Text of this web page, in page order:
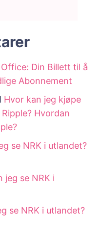
Office: Din Billett til å
Abonnement
Hvor kan jeg kjøpe
Hvordan
se NRK i utlandet?
jeg se NRK i
se NRK i utlandet?